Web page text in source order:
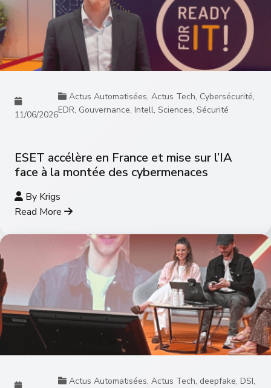
11/06/2026
Actus Automatisées, Actus Tech, Cybersécurité,
EDR, Gouvernance, Intell, Sciences, Sécurité
ESET accélère en France et mise sur l’IA
face à la montée des cybermenaces
By Krigs
Read More
Actus Automatisées, Actus Tech, deepfake, DSI,